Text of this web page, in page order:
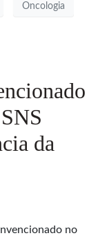
Oncologia
da
no